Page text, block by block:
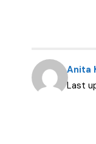
Last
Anita